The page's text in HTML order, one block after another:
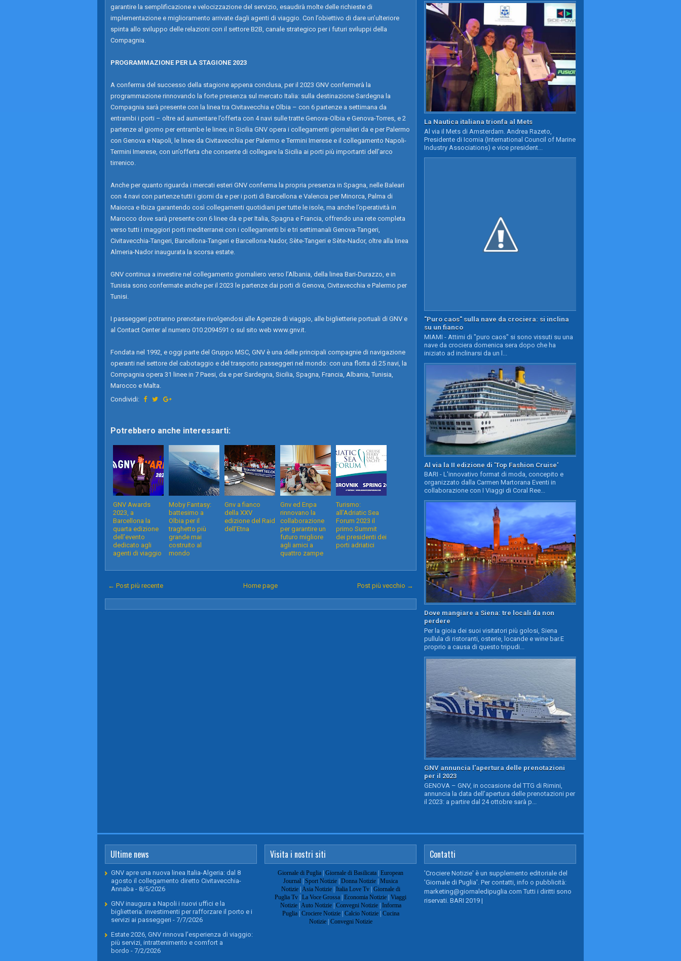
garantire la semplificazione e velocizzazione del servizio, esaudirà molte delle richieste di
implementazione e miglioramento arrivate dagli agenti di viaggio. Con l’obiettivo di dare un’ulteriore
spinta allo sviluppo delle relazioni con il settore B2B, canale strategico per i futuri sviluppi della
Compagnia.
PROGRAMMAZIONE PER LA STAGIONE 2023
A conferma del successo della stagione appena conclusa, per il 2023 GNV confermerà la
programmazione rinnovando la forte presenza sul mercato Italia: sulla destinazione Sardegna la
Compagnia sarà presente con la linea tra Civitavecchia e Olbia – con 6 partenze a settimana da
entrambi i porti – oltre ad aumentare l’offerta con 4 navi sulle tratte Genova-Olbia e Genova-Torres, e 2
partenze al giorno per entrambe le linee; in Sicilia GNV opera i collegamenti giornalieri da e per Palermo
con Genova e Napoli, le linee da Civitavecchia per Palermo e Termini Imerese e il collegamento Napoli-
Termini Imerese, con un’offerta che consente di collegare la Sicilia ai porti più importanti dell’arco
tirrenico.
Anche per quanto riguarda i mercati esteri GNV conferma la propria presenza in Spagna, nelle Baleari
con 4 navi con partenze tutti i giorni da e per i porti di Barcellona e Valencia per Minorca, Palma di
Maiorca e Ibiza garantendo così collegamenti quotidiani per tutte le isole, ma anche l’operatività in
Marocco dove sarà presente con 6 linee da e per Italia, Spagna e Francia, offrendo una rete completa
verso tutti i maggiori porti mediterranei con i collegamenti bi e tri settimanali Genova-Tangeri,
Civitavecchia-Tangeri, Barcellona-Tangeri e Barcellona-Nador, Sète-Tangeri e Sète-Nador, oltre alla linea
Almeria-Nador inaugurata la scorsa estate.
GNV continua a investire nel collegamento giornaliero verso l’Albania, della linea Bari-Durazzo, e in
Tunisia sono confermate anche per il 2023 le partenze dai porti di Genova, Civitavecchia e Palermo per
Tunisi.
I passeggeri potranno prenotare rivolgendosi alle Agenzie di viaggio, alle biglietterie portuali di GNV e
al Contact Center al numero 010 2094591 o sul sito web www.gnv.it.
Fondata nel 1992, e oggi parte del Gruppo MSC, GNV è una delle principali compagnie di navigazione
operanti nel settore del cabotaggio e del trasporto passeggeri nel mondo: con una flotta di 25 navi, la
Compagnia opera 31 linee in 7 Paesi, da e per Sardegna, Sicilia, Spagna, Francia, Albania, Tunisia,
Marocco e Malta.
Condividi:
Potrebbero anche interessarti:
GNV Awards
2023, a
Barcellona la
quarta edizione
dell’evento
dedicato agli
agenti di viaggio
Moby Fantasy:
battesimo a
Olbia per il
traghetto più
grande mai
costruito al
mondo
Gnv a fianco
della XXV
edizione del Raid
dell'Etna
Gnv ed Enpa
rinnovano la
collaborazione
per garantire un
futuro migliore
agli amici a
quattro zampe
Turismo:
all’Adriatic Sea
Forum 2023 il
primo Summit
dei presidenti dei
porti adriatici
← Post più recente Post più vecchio →
Home page
La Nautica italiana trionfa al Mets
Al via il Mets di Amsterdam. Andrea Razeto,
Presidente di Icomia (International Council of Marine
Industry Associations) e vice president...
"Puro caos" sulla nave da crociera: si inclina
su un fianco
MIAMI - Attimi di "puro caos" si sono vissuti su una
nave da crociera domenica sera dopo che ha
iniziato ad inclinarsi da un l...
Al via la II edizione di 'Top Fashion Cruise'
BARI - L'innovativo format di moda, concepito e
organizzato dalla Carmen Martorana Eventi in
collaborazione con I Viaggi di Coral Ree...
Dove mangiare a Siena: tre locali da non
perdere
Per la gioia dei suoi visitatori più golosi, Siena
pullula di ristoranti, osterie, locande e wine bar.E
proprio a causa di questo tripudi...
GNV annuncia l'apertura delle prenotazioni
per il 2023
GENOVA – GNV, in occasione del TTG di Rimini,
annuncia la data dell’apertura delle prenotazioni per
il 2023: a partire dal 24 ottobre sarà p...
Ultime news
GNV apre una nuova linea Italia-Algeria: dal 8
agosto il collegamento diretto Civitavecchia-
Annaba - 8/5/2026
GNV inaugura a Napoli i nuovi uffici e la
biglietteria: investimenti per rafforzare il porto e i
servizi ai passeggeri - 7/7/2026
Estate 2026, GNV rinnova l’esperienza di viaggio:
più servizi, intrattenimento e comfort a
bordo - 7/2/2026
Visita i nostri siti
Giornale di Puglia | Giornale di Basilicata | European
Journal | Sport Notizie | Donna Notizie | Musica
Notizie| Asia Notizie| Italia Love Tv| Giornale di
Puglia Tv | La Voce Grossa | Economia Notizie | Viaggi
Notizie| Auto Notizie| Convegni Notizie| Informa
Puglia| Crociere Notizie| Calcio Notizie| Cucina
Notizie| Convegni Notizie
Contatti
'Crociere Notizie' è un supplemento editoriale del
'Giornale di Puglia'. Per contatti, info o pubblicità:
marketing@giornaledipuglia.com Tutti i diritti sono
riservati. BARI 2019 |